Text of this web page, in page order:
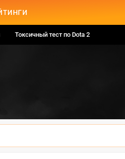
Токсичный тест по Dota 2